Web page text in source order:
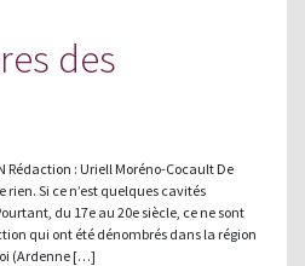
des
Rédaction : Uriell Moréno-Cocault De
rien. Si ce n’est quelques cavités
du 17e au 20e siècle, ce ne sont
qui ont été dénombrés dans la région
(Ardenne […]